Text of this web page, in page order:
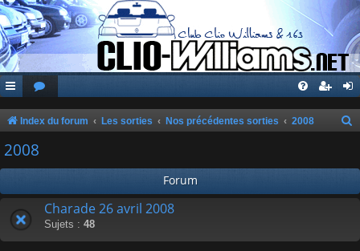
Index du forum Les sorties Nos précédentes sorties 2008
2008
Forum
Charade 26 avril 2008
Sujets : 48